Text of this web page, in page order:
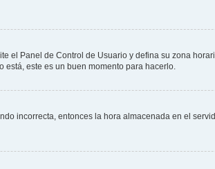
Panel de Control de Usuario y defina su zona
está, este es un buen momento para hacerlo.
incorrecta, entonces la hora almacenada en el